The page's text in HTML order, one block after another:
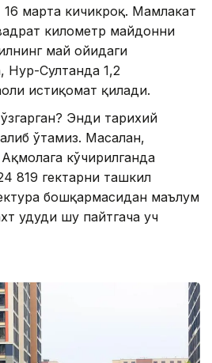
марта кичикроқ. Мамлакат
километр майдонни
май ойидаги
Нур-Султанда 1,2
истиқомат қилади.
Энди тарихий
ўтамиз. Масалан,
кўчирилганда
819 гектарни ташкил
бошқармасидан маълум
ҳудуди шу пайтгача уч